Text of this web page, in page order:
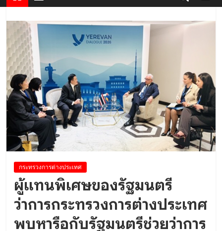
หารือกับ เอกอัครราชทูตสาธารณรัฐ
สังคมนิยมเวียดนาม ประจำประเทศไทย
สมาคมมิตรภาพไทย-เวียดนามร่วมพิธี
เปิดสถานกงสุลกิตติมศักดิ์เวียดนาม
ประจำจังหวัดภูเก็ต และงานสัมมนา
Viet Nam Connect Forum ..
สมาคมร่วมนำนักศึกษาเวียดนาม
โครงการหลักสูตรภาษาอังกฤษเร่งรัด
ศึกษาดูงาน..
กระทรวงการต่างประเทศ
ผู้แทนพิเศษของรัฐมนตรี
ว่าการกระทรวงการต่างประเทศ
พบหารือกับรัฐมนตรีช่วยว่าการ